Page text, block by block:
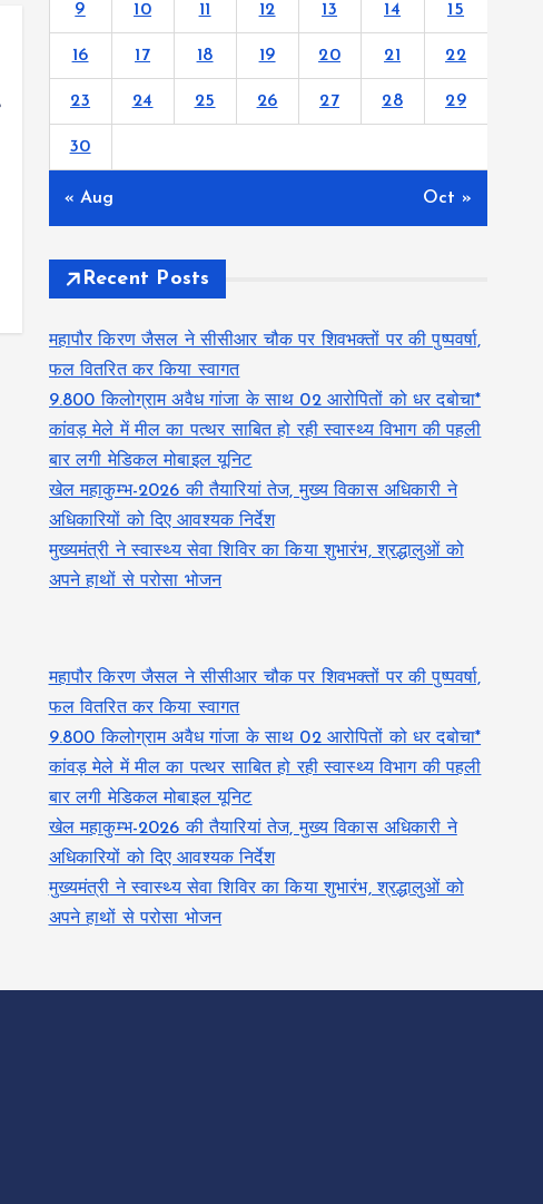
9 10 11 12 13 14 15
16 17 18 19 20 21 22
23 24 25 26 27 28 29
30
« Aug Oct »
Recent Posts
महापौर किरण जैसल ने सीसीआर चौक पर शिवभक्तों पर की पुष्पवर्षा,
फल वितरित कर किया स्वागत
9.800 किलोग्राम अवैध गांजा के साथ 02 आरोपितों को धर दबोचा*
कांवड़ मेले में मील का पत्थर साबित हो रही स्वास्थ्य विभाग की पहली
बार लगी मेडिकल मोबाइल यूनिट
खेल महाकुम्भ-2026 की तैयारियां तेज, मुख्य विकास अधिकारी ने
अधिकारियों को दिए आवश्यक निर्देश
मुख्यमंत्री ने स्वास्थ्य सेवा शिविर का किया शुभारंभ, श्रद्धालुओं को
अपने हाथों से परोसा भोजन
महापौर किरण जैसल ने सीसीआर चौक पर शिवभक्तों पर की पुष्पवर्षा,
फल वितरित कर किया स्वागत
9.800 किलोग्राम अवैध गांजा के साथ 02 आरोपितों को धर दबोचा*
कांवड़ मेले में मील का पत्थर साबित हो रही स्वास्थ्य विभाग की पहली
बार लगी मेडिकल मोबाइल यूनिट
खेल महाकुम्भ-2026 की तैयारियां तेज, मुख्य विकास अधिकारी ने
अधिकारियों को दिए आवश्यक निर्देश
मुख्यमंत्री ने स्वास्थ्य सेवा शिविर का किया शुभारंभ, श्रद्धालुओं को
अपने हाथों से परोसा भोजन